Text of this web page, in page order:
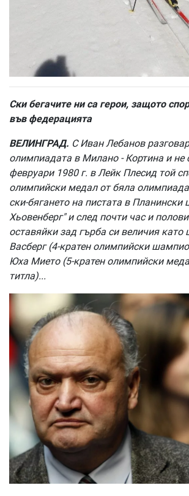
Ски бегачите ни са герои, защото
във федерацията
ВЕЛИНГРАД. С Иван Лебанов
олимпиадата в Милано - Кортина и не
февруари 1980 г. в Лейк Плесид той
олимпийски медал от бяла
ски-бягането на пистата в Планински
Хьовенберг" и след почти час и
оставяйки зад гърба си величия
Васберг (4-кратен олимпийски
Юха Мието (5-кратен олимпийски
титла)...